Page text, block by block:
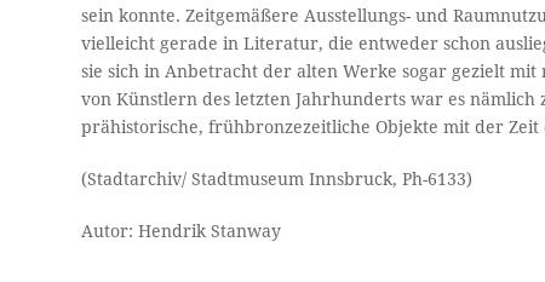
sein konnte. Zeitgemäßere Ausstellungs- und
vielleicht gerade in Literatur, die entweder schon
sie sich in Anbetracht der alten Werke sogar gezielt
von Künstlern des letzten Jahrhunderts war es nämlich
prähistorische, frühbronzezeitliche Objekte mit der
(Stadtarchiv/ Stadtmuseum Innsbruck, Ph-6133)
Autor: Hendrik Stanway